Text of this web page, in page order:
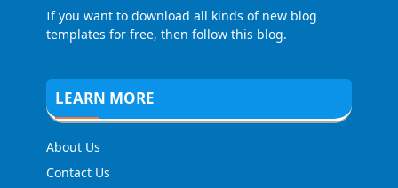
If you want to download all kinds of new blog
templates for free, then follow this blog.
LEARN MORE
About Us
Contact Us